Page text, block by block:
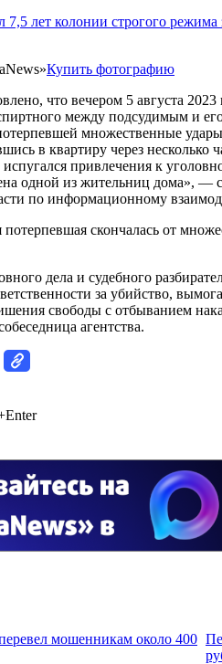
Купить фотографию
что вечером 5 августа
между подсудимым и
множественные
в квартиру через
привлечения к
одной из жительниц дома»,
по информационному
потерпевшая скончалась от
дела и судебного
за убийство,
свободы с отбыванием
агентства.
мошенникам около 400